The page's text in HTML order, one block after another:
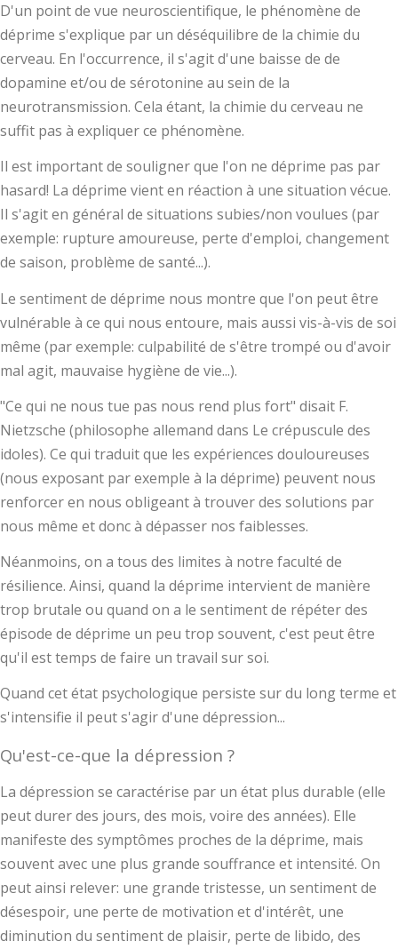
D'un point de vue neuroscientifique, le phénomène de
déprime s'explique par un déséquilibre de la chimie du
cerveau. En l'occurrence, il s'agit d'une baisse de de
dopamine et/ou de sérotonine au sein de la
neurotransmission. Cela étant, la chimie du cerveau ne
suffit pas à expliquer ce phénomène.
Il est important de souligner que l'on ne déprime pas par
hasard! La déprime vient en réaction à une situation vécue.
Il s'agit en général de situations subies/non voulues (par
exemple: rupture amoureuse, perte d'emploi, changement
de saison, problème de santé...).
Le sentiment de déprime nous montre que l'on peut être
vulnérable à ce qui nous entoure, mais aussi vis-à-vis de soi
même (par exemple: culpabilité de s'être trompé ou d'avoir
mal agit, mauvaise hygiène de vie...).
"Ce qui ne nous tue pas nous rend plus fort" disait F.
Nietzsche (philosophe allemand dans Le crépuscule des
idoles). Ce qui traduit que les expériences douloureuses
(nous exposant par exemple à la déprime) peuvent nous
renforcer en nous obligeant à trouver des solutions par
nous même et donc à dépasser nos faiblesses.
Néanmoins, on a tous des limites à notre faculté de
résilience. Ainsi, quand la déprime intervient de manière
trop brutale ou quand on a le sentiment de répéter des
épisode de déprime un peu trop souvent, c'est peut être
qu'il est temps de faire un travail sur soi.
Quand cet état psychologique persiste sur du long terme et
s'intensifie il peut s'agir d'une dépression...
Qu'est-ce-que la dépression ?
La dépression se caractérise par un état plus durable (elle
peut durer des jours, des mois, voire des années). Elle
manifeste des symptômes proches de la déprime, mais
souvent avec une plus grande souffrance et intensité. On
peut ainsi relever: une grande tristesse, un sentiment de
désespoir, une perte de motivation et d'intérêt, une
diminution du sentiment de plaisir, perte de libido, des